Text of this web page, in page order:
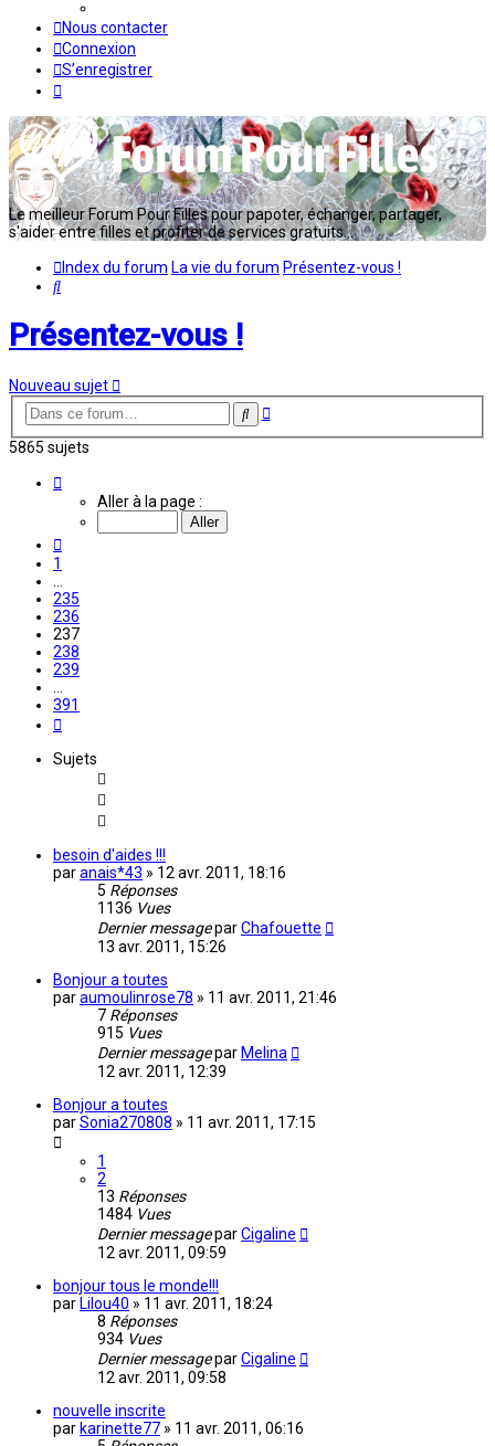
Nous contacter
Connexion
S’enregistrer
Le meilleur Forum Pour Filles pour papoter, échanger, partager,
s'aider entre filles et profiter de services gratuits...
Index du forum La vie du forum Présentez-vous !
Rechercher
Présentez-vous !
Nouveau sujet
Rechercher
Recherche
5865 sujets
237
Aller à la page :
1
235
236
237
238
239
391
Sujets
besoin d'aides !!!
paranais*43 » 12 avr. 2011, 18:16
5 Réponses
1136 Vues
Dernier messageparChafouette
13 avr. 2011, 15:26
Bonjour a toutes
paraumoulinrose78 » 11 avr. 2011, 21:46
7 Réponses
915 Vues
Dernier messagepar Melina
12 avr. 2011, 12:39
Bonjour a toutes
parSonia270808 » 11 avr. 2011, 17:15
1
2
13 Réponses
1484 Vues
Dernier messageparCigaline
12 avr. 2011, 09:59
bonjour tous le monde!!!
par Lilou40 » 11 avr. 2011, 18:24
8 Réponses
934 Vues
Dernier messageparCigaline
12 avr. 2011, 09:58
nouvelle inscrite
par karinette77 » 11 avr. 2011, 06:16